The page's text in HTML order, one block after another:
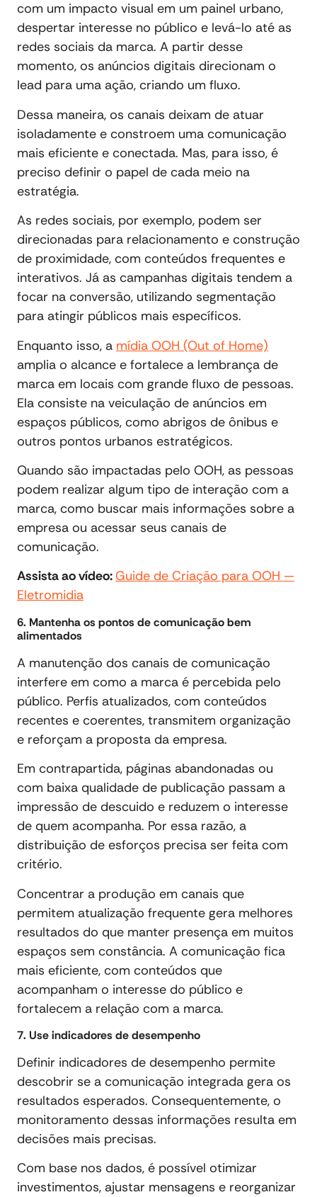
com um impacto visual em um painel urbano,
despertar interesse no público e levá-lo até as
redes sociais da marca. A partir desse
momento, os anúncios digitais direcionam o
lead para uma ação, criando um fluxo.
Dessa maneira, os canais deixam de atuar
isoladamente e constroem uma comunicação
mais eficiente e conectada. Mas, para isso, é
preciso definir o papel de cada meio na
estratégia.
As redes sociais, por exemplo, podem ser
direcionadas para relacionamento e construção
de proximidade, com conteúdos frequentes e
interativos. Já as campanhas digitais tendem a
focar na conversão, utilizando segmentação
para atingir públicos mais específicos.
Enquanto isso, a mídia OOH (Out of Home)
amplia o alcance e fortalece a lembrança de
marca em locais com grande fluxo de pessoas.
Ela consiste na veiculação de anúncios em
espaços públicos, como abrigos de ônibus e
outros pontos urbanos estratégicos.
Quando são impactadas pelo OOH, as pessoas
podem realizar algum tipo de interação com a
marca, como buscar mais informações sobre a
empresa ou acessar seus canais de
comunicação.
Assista ao vídeo:Guide de Criação para OOH —
Eletromidia
6. Mantenha os pontos de comunicação bem
alimentados
A manutenção dos canais de comunicação
interfere em como a marca é percebida pelo
público. Perfis atualizados, com conteúdos
recentes e coerentes, transmitem organização
e reforçam a proposta da empresa.
Em contrapartida, páginas abandonadas ou
com baixa qualidade de publicação passam a
impressão de descuido e reduzem o interesse
de quem acompanha. Por essa razão, a
distribuição de esforços precisa ser feita com
critério.
Concentrar a produção em canais que
permitem atualização frequente gera melhores
resultados do que manter presença em muitos
espaços sem constância. A comunicação fica
mais eficiente, com conteúdos que
acompanham o interesse do público e
fortalecem a relação com a marca.
7. Use indicadores de desempenho
Definir indicadores de desempenho permite
descobrir se a comunicação integrada gera os
resultados esperados. Consequentemente, o
monitoramento dessas informações resulta em
decisões mais precisas.
Com base nos dados, é possível otimizar
investimentos, ajustar mensagens e reorganizar